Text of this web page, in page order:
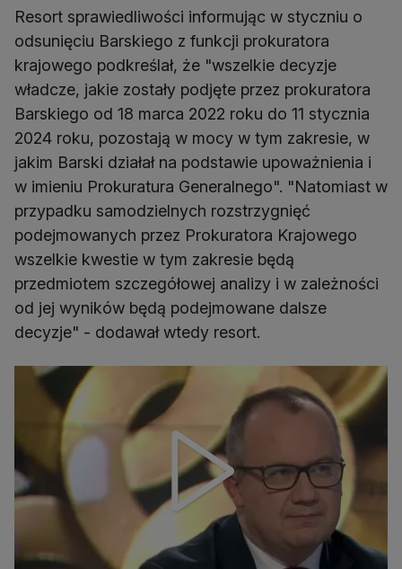
Resort sprawiedliwości informując w styczniu o
odsunięciu Barskiego z funkcji prokuratora
krajowego podkreślał, że "wszelkie decyzje
władcze, jakie zostały podjęte przez prokuratora
Barskiego od 18 marca 2022 roku do 11 stycznia
2024 roku, pozostają w mocy w tym zakresie, w
jakim Barski działał na podstawie upoważnienia i
w imieniu Prokuratura Generalnego". "Natomiast w
przypadku samodzielnych rozstrzygnięć
podejmowanych przez Prokuratora Krajowego
wszelkie kwestie w tym zakresie będą
przedmiotem szczegółowej analizy i w zależności
od jej wyników będą podejmowane dalsze
decyzje" - dodawał wtedy resort.